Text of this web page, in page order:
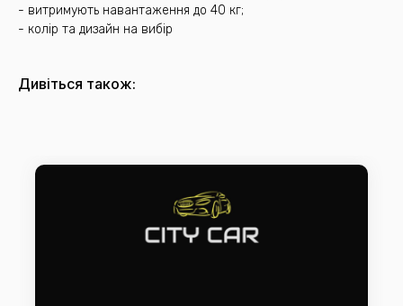
- витримують навантаження до 40 кг;
- колір та дизайн на вибір
Дивіться також: